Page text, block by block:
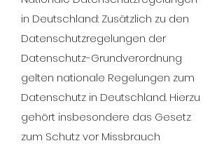
in Deutschland: Zusätzlich zu den
Datenschutzregelungen der
Datenschutz-Grundverordnung
gelten nationale Regelungen zum
Datenschutz in Deutschland. Hierzu
gehört insbesondere das Gesetz
zum Schutz vor Missbrauch